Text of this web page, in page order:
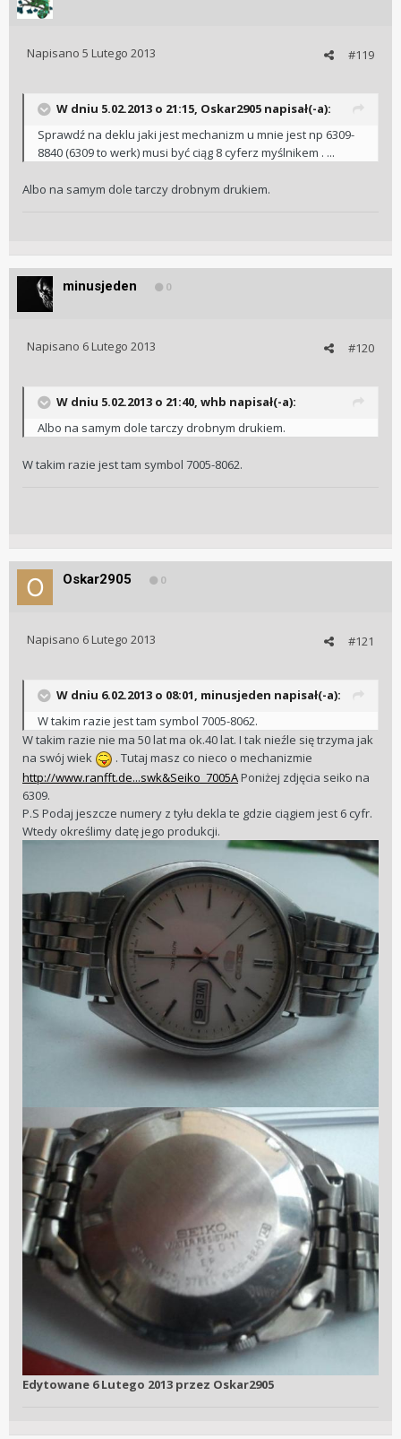
#119
Napisano 5 Lutego 2013
W dniu 5.02.2013 o 21:15, Oskar2905 napisał(-a):
Sprawdź na deklu jaki jest mechanizm u mnie jest np 6309-
8840 (6309 to werk) musi być ciąg 8 cyferz myślnikem . ...
Albo na samym dole tarczy drobnym drukiem.
minusjeden 0
#120
Napisano 6 Lutego 2013
W dniu 5.02.2013 o 21:40, whb napisał(-a):
Albo na samym dole tarczy drobnym drukiem.
W takim razie jest tam symbol 7005-8062.
Oskar2905 0
#121
Napisano 6 Lutego 2013
W dniu 6.02.2013 o 08:01, minusjeden napisał(-a):
W takim razie jest tam symbol 7005-8062.
W takim razie nie ma 50 lat ma ok.40 lat. I tak nieźle się trzyma jak
na swój wiek
. Tutaj masz co nieco o mechanizmie
http://www.ranfft.de...swk&Seiko_7005APoniżej zdjęcia seiko na
6309.
P.S Podaj jeszcze numery z tyłu dekla te gdzie ciągiem jest 6 cyfr.
Wtedy określimy datę jego produkcji.
Edytowane 6 Lutego 2013 przez Oskar2905